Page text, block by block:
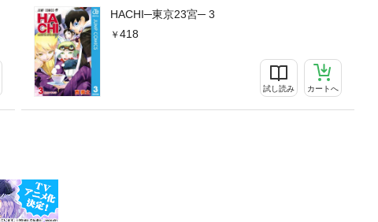
HACHI─東京23宮─ 3
418
試し読み カートへ